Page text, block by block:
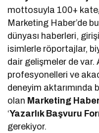
mottosuyla 100+
Marketing Haber’de
dünyası haberleri,
isimlerle röportajlar,
dair gelişmeler de var.
profesyonelleri ve
deneyim aktarımında
olan Marketing
‘Yazarlık Başvuru
gerekiyor.